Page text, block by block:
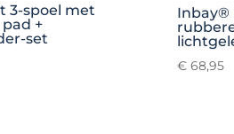
3-spoel met
+
set
Inbay®
€ 68,95